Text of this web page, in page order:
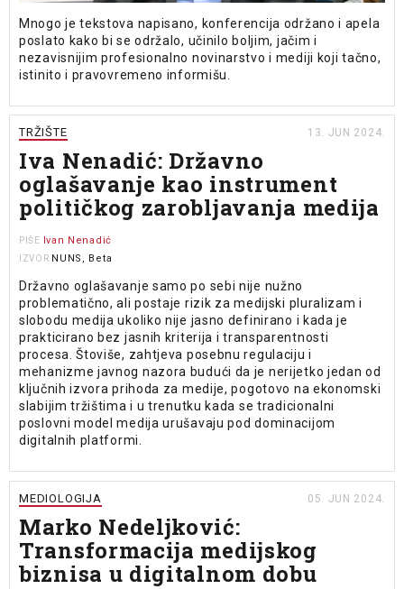
Mnogo je tekstova napisano, konferencija održano i apela
poslato kako bi se održalo, učinilo boljim, jačim i
nezavisnijim profesionalno novinarstvo i mediji koji tačno,
istinito i pravovremeno informišu.
TRŽIŠTE 13. JUN 2024.
Iva Nenadić: Državno
oglašavanje kao instrument
političkog zarobljavanja medija
PIŠE Ivan Nenadić
IZVOR NUNS, Beta
Državno oglašavanje samo po sebi nije nužno
problematično, ali postaje rizik za medijski pluralizam i
slobodu medija ukoliko nije jasno definirano i kada je
prakticirano bez jasnih kriterija i transparentnosti
procesa. Štoviše, zahtjeva posebnu regulaciju i
mehanizme javnog nazora budući da je nerijetko jedan od
ključnih izvora prihoda za medije, pogotovo na ekonomski
slabijim tržištima i u trenutku kada se tradicionalni
poslovni model medija urušavaju pod dominacijom
digitalnih platformi.
MEDIOLOGIJA 05. JUN 2024.
Marko Nedeljković:
Transformacija medijskog
biznisa u digitalnom dobu